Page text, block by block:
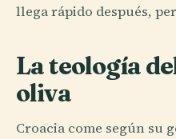
llega rápido después,
La teología
oliva
Croacia come según su